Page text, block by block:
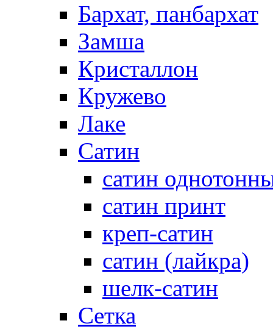
Бархат, панбархат
Замша
Кристаллон
Кружево
Лаке
Сатин
сатин
сатин принт
креп-сатин
сатин (лайкра)
шелк-сатин
Сетка